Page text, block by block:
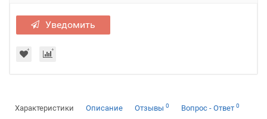
Уведомить
Характеристики Описание Отзывы 0 Вопрос - Ответ 0